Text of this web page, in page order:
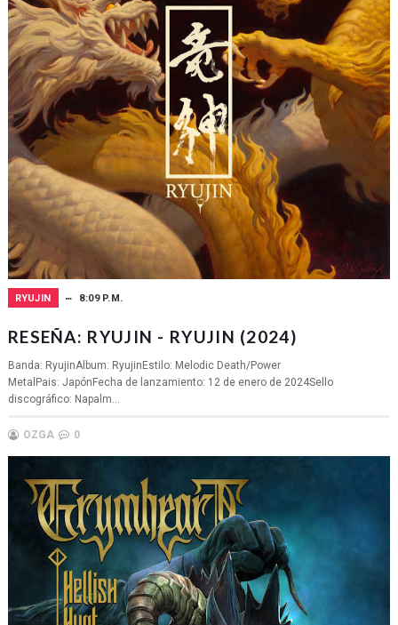
RYUJIN 8:09 P.M.
RESEÑA: RYUJIN - RYUJIN (2024)
Banda: RyujinAlbum: RyujinEstilo: Melodic Death/Power
MetalPais: JapónFecha de lanzamiento: 12 de enero de 2024Sello
discográfico: Napalm...
OZGA 0